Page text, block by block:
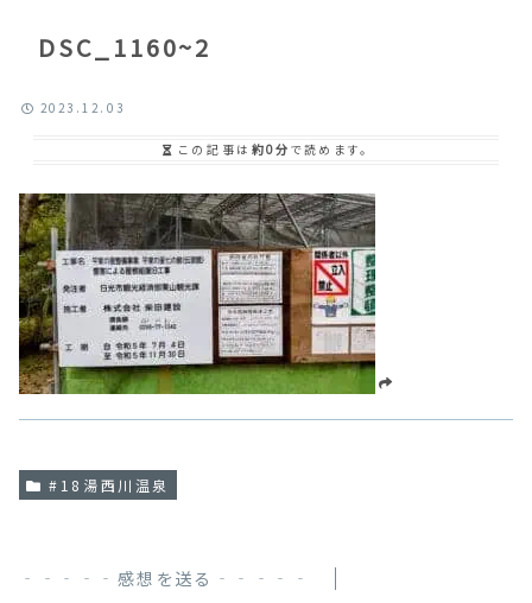
DSC_1160~2
2023.12.03
この記事は 約0分 で読めます。
#18湯西川温泉
‐‐‐‐‐感想を送る‐‐‐‐‐